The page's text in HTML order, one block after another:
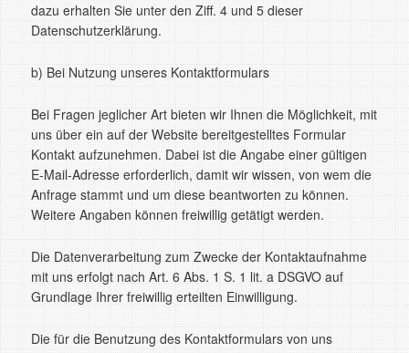
dazu erhalten Sie unter den Ziff. 4 und 5 dieser
Datenschutzerklärung.
b) Bei Nutzung unseres Kontaktformulars
Bei Fragen jeglicher Art bieten wir Ihnen die Möglichkeit, mit
uns über ein auf der Website bereitgestelltes Formular
Kontakt aufzunehmen. Dabei ist die Angabe einer gültigen
E-Mail-Adresse erforderlich, damit wir wissen, von wem die
Anfrage stammt und um diese beantworten zu können.
Weitere Angaben können freiwillig getätigt werden.
Die Datenverarbeitung zum Zwecke der Kontaktaufnahme
mit uns erfolgt nach Art. 6 Abs. 1 S. 1 lit. a DSGVO auf
Grundlage Ihrer freiwillig erteilten Einwilligung.
Die für die Benutzung des Kontaktformulars von uns